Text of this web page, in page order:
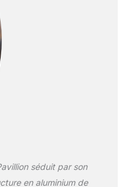
etc... grâce aux 4
latéraux à
et 4
zippées
pavillon de jardin
pour vous protéger
contre le
et les insectes si
: Tonnelle de
robuste avec cadre
séduit par son
en aluminium de